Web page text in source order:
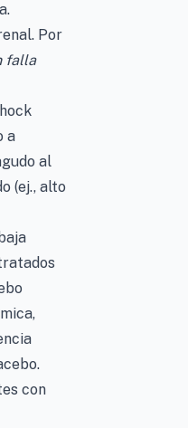
Por
falla
a
al
(ej., alto
con